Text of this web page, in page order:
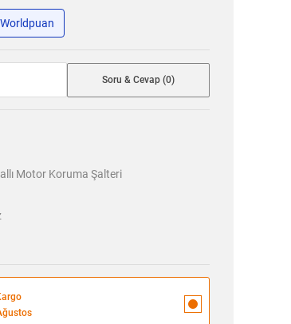
Soru & Cevap (0)
Motor Koruma Şalteri